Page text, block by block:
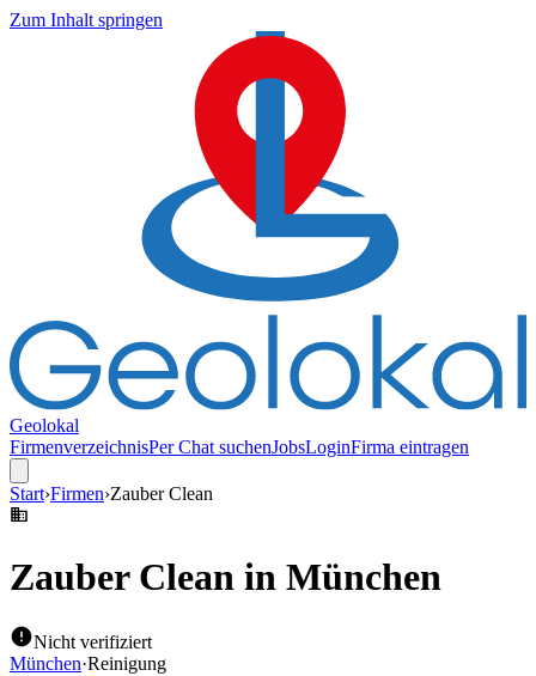
Zum Inhalt springen
Geolokal
FirmenverzeichnisPer Chat suchenJobsLoginFirma eintragen
Start›Firmen›Zauber Clean
Zauber Clean in München
Nicht verifiziert
München·Reinigung